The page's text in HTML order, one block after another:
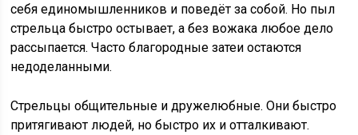
себя единомышленников и поведёт за собой. Но пыл
стрельца быстро остывает, а без вожака любое дело
рассыпается. Часто благородные затеи остаются
недоделанными.
Стрельцы общительные и дружелюбные. Они быстро
притягивают людей, но быстро их и отталкивают.